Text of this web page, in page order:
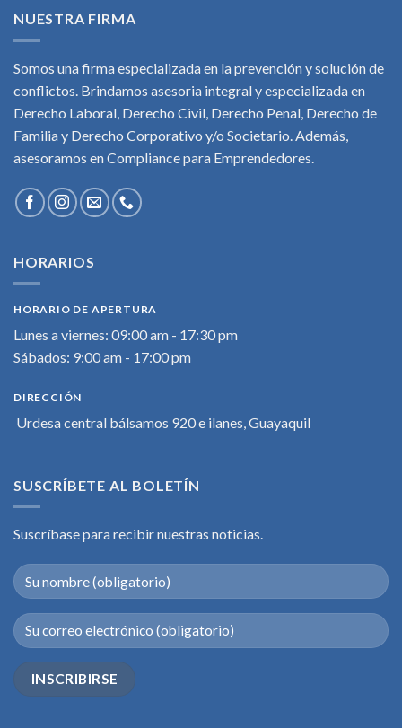
NUESTRA FIRMA
Somos una firma especializada en la prevención y solución de
conflictos. Brindamos asesoria integral y especializada en
Derecho Laboral, Derecho Civil, Derecho Penal, Derecho de
Familia y Derecho Corporativo y/o Societario. Además,
asesoramos en Compliance para Emprendedores.
HORARIOS
HORARIO DE APERTURA
Lunes a viernes: 09:00 am - 17:30 pm
Sábados: 9:00 am - 17:00 pm
DIRECCIÓN
Urdesa central bálsamos 920 e ilanes, Guayaquil
SUSCRÍBETE AL BOLETÍN
Suscríbase para recibir nuestras noticias.